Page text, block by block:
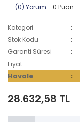
(0) Yorum - 0 Puan
Kategori
Stok Kodu
Garanti Süresi
Fiyat
Havale
28.632,58 TL